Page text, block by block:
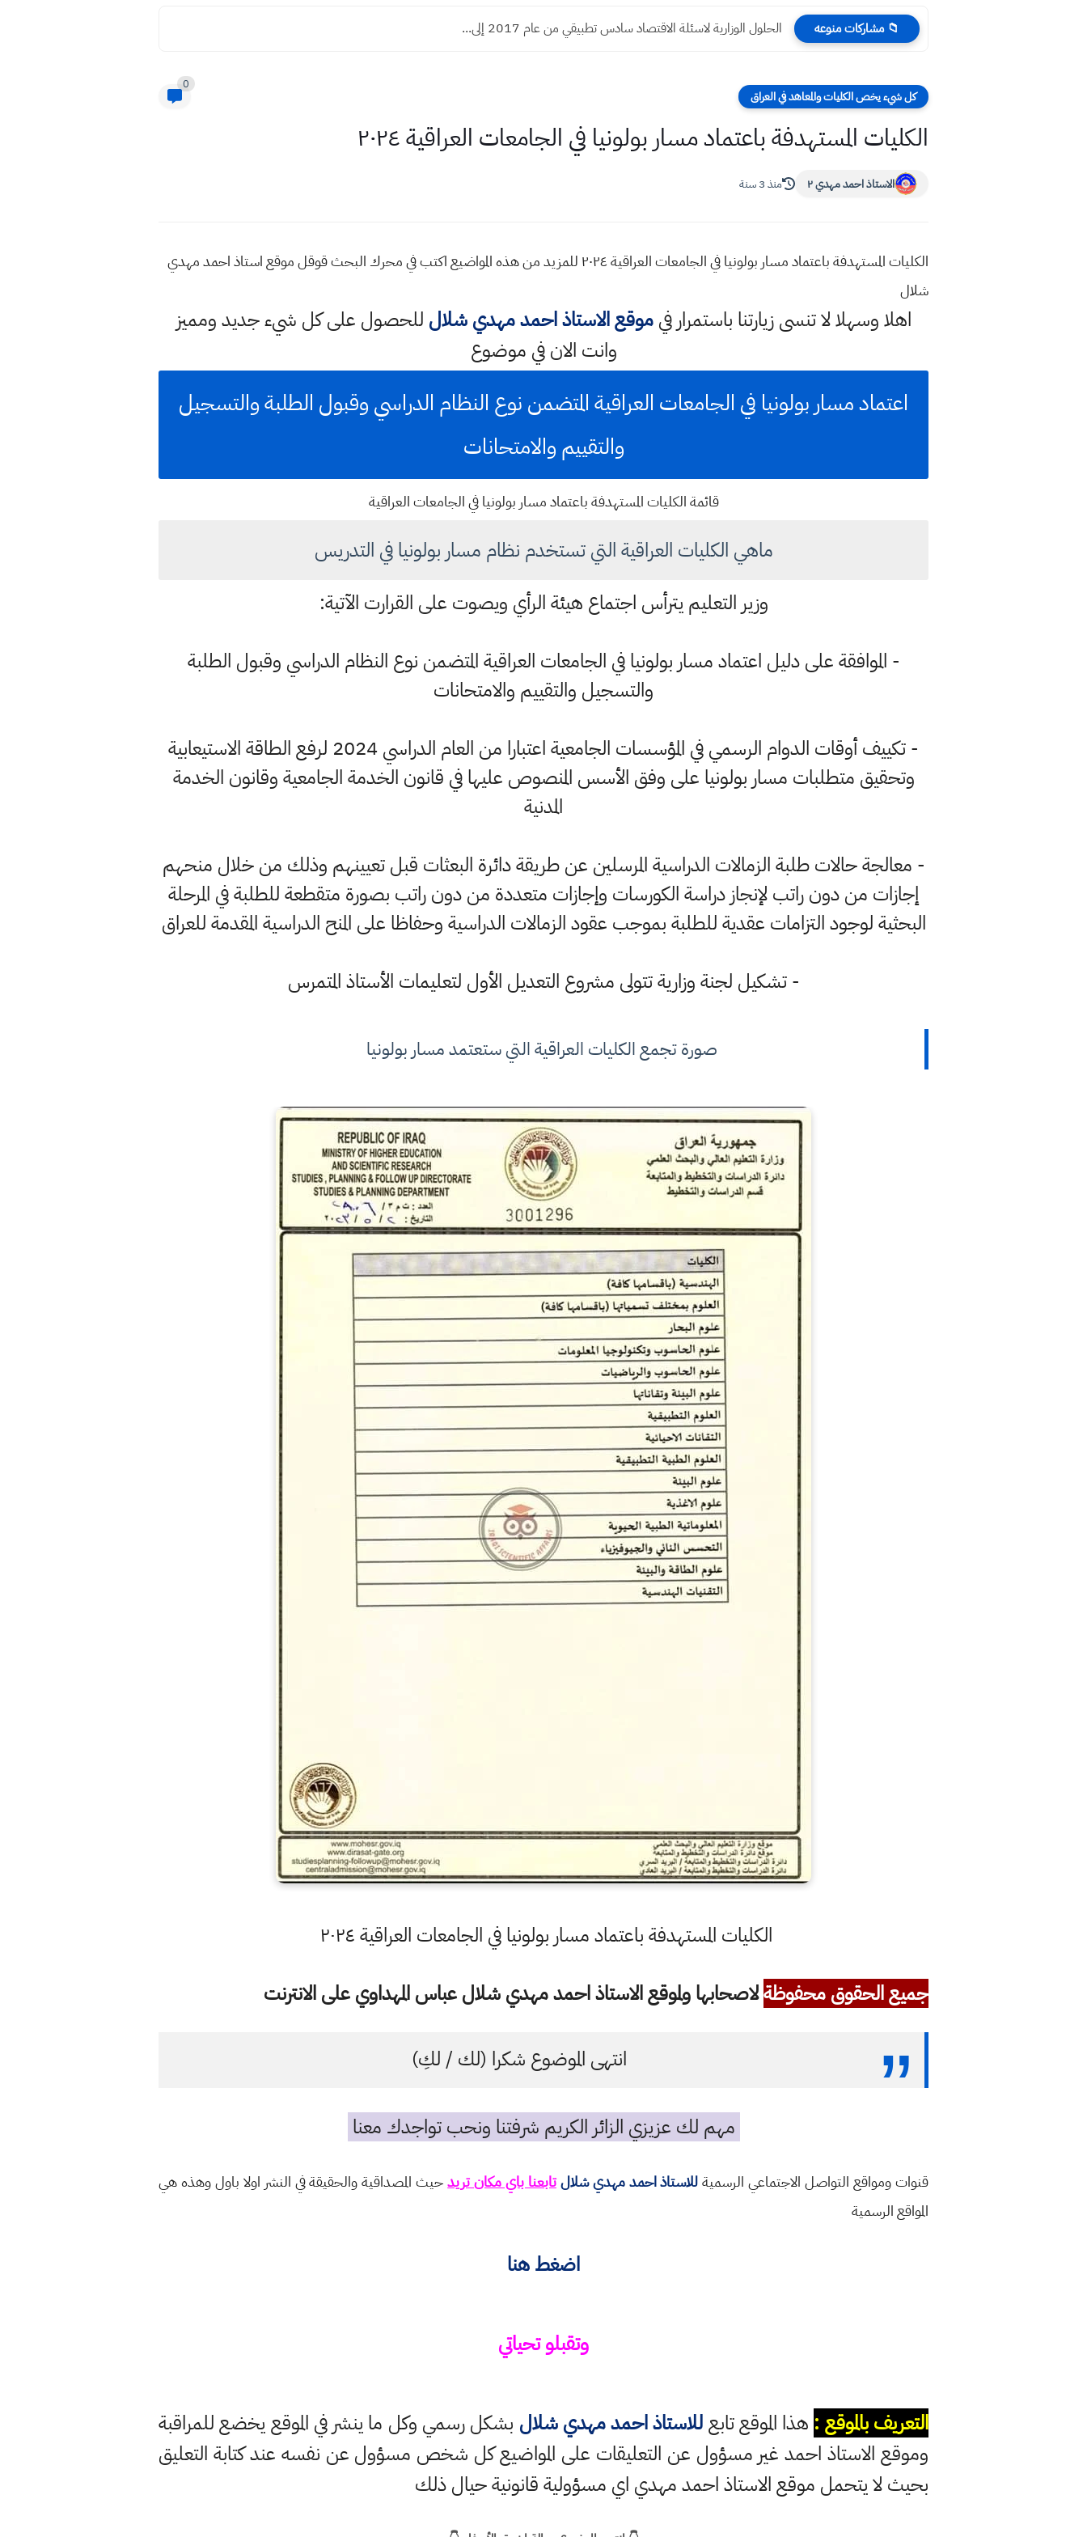
📁 مشاركات منوعه الحلول الوزارية لاسئلة الاقتصاد سادس تطبيقي من عام 2017 إلى...
كل شيء يخص الكليات والمعاهد في العراق
0
الكليات المستهدفة باعتماد مسار بولونيا في الجامعات العراقية ٢٠٢٤
الاستاذ احمد مهدي ٢ منذ 3 سنة
الكليات المستهدفة باعتماد مسار بولونيا في الجامعات العراقية ٢٠٢٤ للمزيد من هذه المواضيع اكتب في محرك البحث قوقل موقع استاذ احمد مهدي
شلال
اهلا وسهلالا تنسى زيارتنا باستمرار فيموقع الاستاذ احمد مهدي شلال للحصول على كل شيء جديد ومميز
وانت الان في موضوع
اعتماد مسار بولونيا في الجامعات العراقية المتضمن نوع النظام الدراسي وقبول الطلبة والتسجيل
والتقييم والامتحانات
قائمة الكليات المستهدفة باعتماد مسار بولونيا في الجامعات العراقية
ماهي الكليات العراقية التي تستخدم نظام مسار بولونيا في التدريس
وزير التعليم يترأس اجتماع هيئة الرأي ويصوت على القرارت الآتية:
- الموافقة على دليل اعتماد مسار بولونيا في الجامعات العراقية المتضمن نوع النظام الدراسي وقبول الطلبة
والتسجيل والتقييم والامتحانات
- تكييف أوقات الدوام الرسمي في المؤسسات الجامعية اعتبارا من العام الدراسي 2024 لرفع الطاقة الاستيعابية
وتحقيق متطلبات مسار بولونيا على وفق الأسس المنصوص عليها في قانون الخدمة الجامعية وقانون الخدمة
المدنية
- معالجة حالات طلبة الزمالات الدراسية المرسلين عن طريقة دائرة البعثات قبل تعيينهم وذلك من خلال منحهم
إجازات من دون راتب لإنجاز دراسة الكورسات وإجازات متعددة من دون راتب بصورة متقطعة للطلبة في المرحلة
البحثية لوجود التزامات عقدية للطلبة بموجب عقود الزمالات الدراسية وحفاظا على المنح الدراسية المقدمة للعراق
- تشكيل لجنة وزارية تتولى مشروع التعديل الأول لتعليمات الأستاذ المتمرس
صورة تجمع الكليات العراقية التي ستعتمد مسار بولونيا
الكليات المستهدفة باعتماد مسار بولونيا في الجامعات العراقية ٢٠٢٤
جميع الحقوق محفوظةلاصحابها ولموقع الاستاذ احمد مهدي شلال عباس المهداوي على الانترنت
انتهى الموضوع شكرا (لك / لكِ)
مهم لك عزيزي الزائر الكريم شرفتنا ونحب تواجدك معنا
قنوات ومواقع التواصل الاجتماعي الرسميةللاستاذ احمد مهدي شلالتابعنا باي مكان تريدحيث المصداقية والحقيقة في النشر اولا باول وهذه هي
المواقع الرسمية
اضغط هنا
وتقبلو تحياتي
التعريف بالموقع : هذا الموقع تابعللاستاذ احمد مهدي شلال بشكل رسمي وكل ما ينشر في الموقع يخضع للمراقبة
وموقع الاستاذ احمد غير مسؤول عن التعليقات على المواضيع كل شخص مسؤول عن نفسه عند كتابة التعليق
بحيث لا يتحمل موقع الاستاذ احمد مهدي اي مسؤولية قانونية حيال ذلك